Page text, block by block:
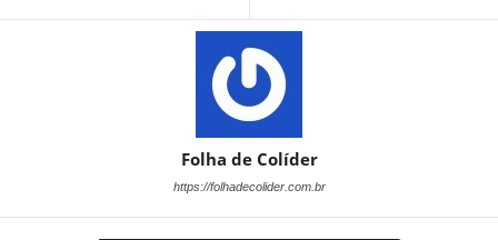
Folha de Colíder
https://folhadecolider.com.br